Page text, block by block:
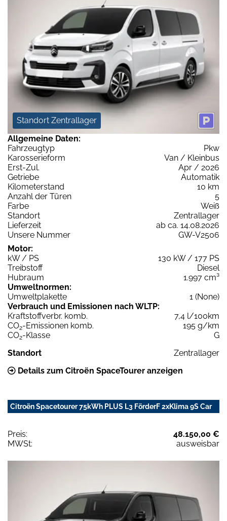
Standort Zentrallager
Allgemeine Daten:
Fahrzeugtyp
Pkw
Karosserieform
Van / Kleinbus
Erst-Zul.
Apr / 2026
Getriebe
Automatik
Kilometerstand
10 km
Anzahl der Türen
5
Farbe
Weiß
Standort
Zentrallager
Lieferzeit
ab ca. 14.08.2026
Unsere Nummer
GW-V2506
Motor:
kW / PS
130 kW / 177 PS
Treibstoff
Diesel
Hubraum
1.997 cm³
Umweltnormen:
Umweltplakette
1 (None)
Verbrauch und Emissionen nach WLTP:
Kraftstoffverbr. komb.
7,4 l/100km
CO2-Emissionen komb.
195 g/km
CO2-Klasse
G
Standort
Zentrallager
Details zum Citroën SpaceTourer anzeigen
Citroën Spacetourer 75kWh PLUS L3 FörderF 2xKlima 9S Car
Preis:
48.150,00 €
MWSt:
ausweisbar